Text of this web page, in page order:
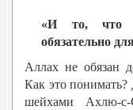
«И то, что
обязательно
Аллах не обязан
Как это
шейхами Ахлю-с-